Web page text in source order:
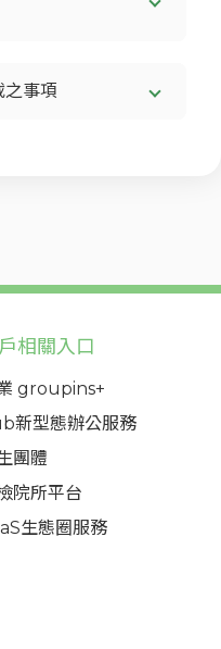
之事項
相關入口
groupins+
新型態辦公服務
團體
院所平台
生態圈服務